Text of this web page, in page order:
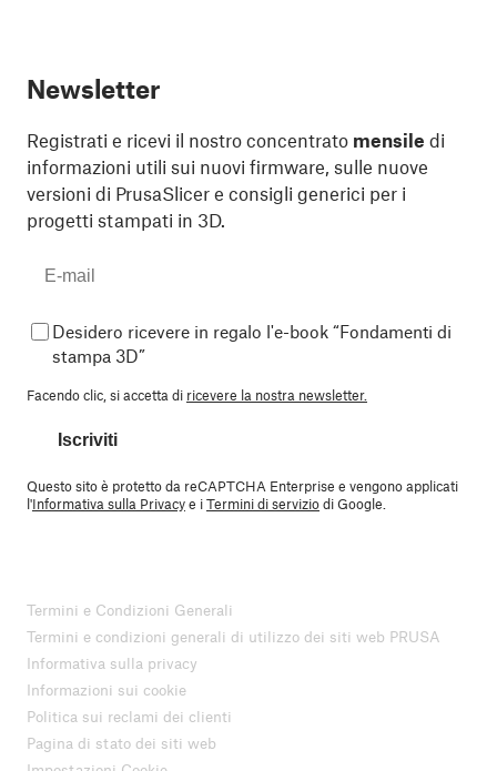
Newsletter
Registrati e ricevi il nostro concentrato mensile di
informazioni utili sui nuovi firmware, sulle nuove
versioni di PrusaSlicer e consigli generici per i
progetti stampati in 3D.
Desidero ricevere in regalo l'e-book “Fondamenti di
stampa 3D”
Facendo clic, si accetta di ricevere la nostra newsletter.
Iscriviti
Questo sito è protetto da reCAPTCHA Enterprise e vengono applicati
l'Informativa sulla Privacye iTermini di serviziodi Google.
Termini e Condizioni Generali
Termini e condizioni generali di utilizzo dei siti web PRUSA
Informativa sulla privacy
Informazioni sui cookie
Politica sui reclami dei clienti
Pagina di stato dei siti web